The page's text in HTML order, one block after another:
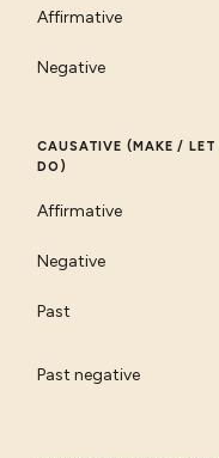
Affirmative
Negative
CAUSATIVE (MAKE / LET
DO)
Affirmative
Negative
Past
Past negative